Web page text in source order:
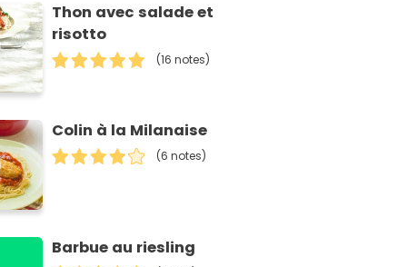
Thon avec salade et
risotto
(16 notes)
Colin à la Milanaise
(6 notes)
Barbue au riesling